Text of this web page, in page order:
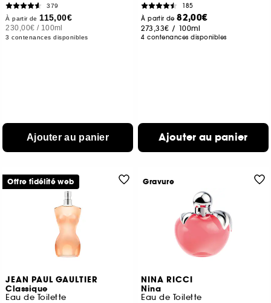
379
À partir de 115,00€
230,00€ / 100ml
3 contenances disponibles
Ajouter au panier
185
À partir de82,00€
273,33€ / 100ml
4 contenances disponibles
Ajouter au panier
JEAN PAUL GAULTIER
Classique
Eau de Toilette
Offre fidélité web
NINA RICCI
Nina
Eau de Toilette
Gravure